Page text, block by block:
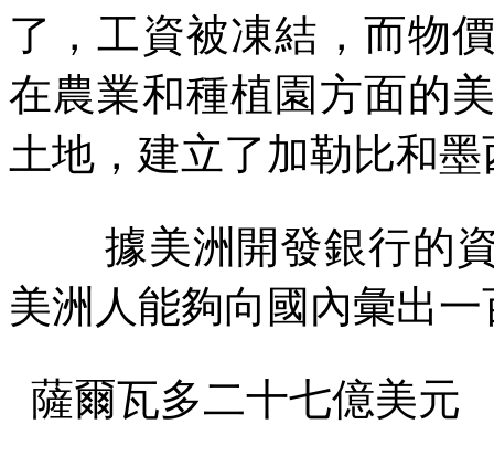
了，工資被凍結，而物
在農業和種植園方面的
土地，建立了加勒比和
據美洲開發銀行的
美洲人能夠向國內彙出
薩爾瓦多二十七億美元